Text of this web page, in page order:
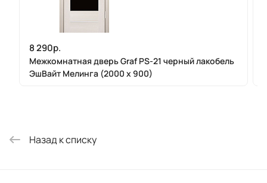
8 290р.
Межкомнатная дверь Graf PS-21 черный лакобель
ЭшВайт Мелинга (2000 х 900)
Назад к списку